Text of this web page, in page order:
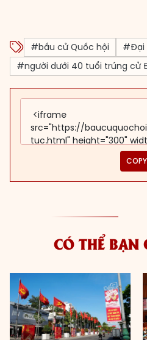
#bầu cử Quốc hội
#Đại
#người dưới 40 tuổi trúng cử
COPY
CÓ THỂ BẠN